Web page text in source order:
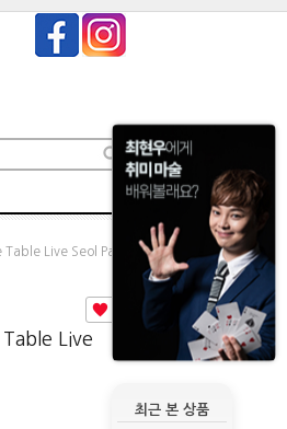
최근 본 상품
Table Live Seol Park
Live